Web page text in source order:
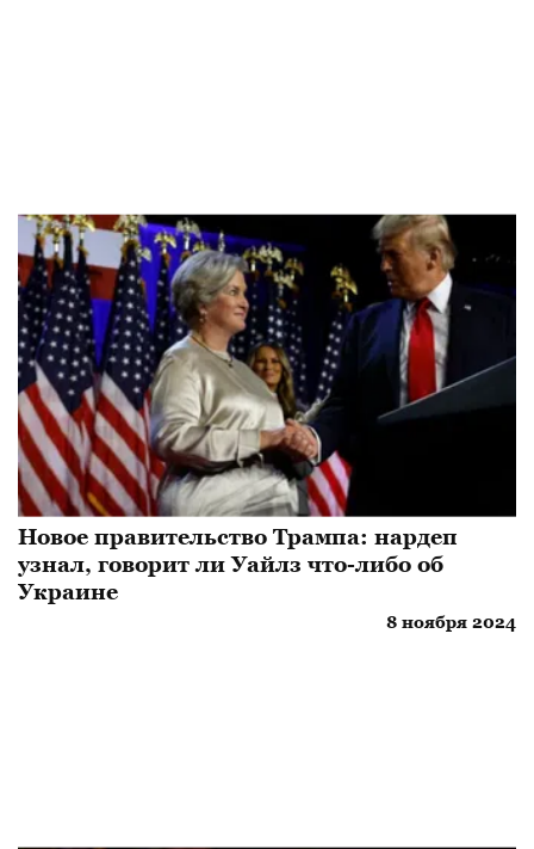
Новое правительство Трампа: нардеп
узнал, говорит ли Уайлз что-либо об
Украине
8 ноября 2024